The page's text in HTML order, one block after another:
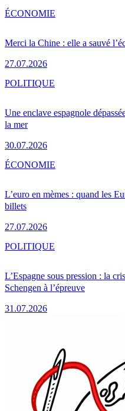
Merci la Chine : elle a sauvé
27.07.2026
ÉCONOMIE
Une enclave espagnole
la mer
30.07.2026
POLITIQUE
L’euro en mèmes : quand les
billets
27.07.2026
ÉCONOMIE
L’Espagne sous pression : la
Schengen à l’épreuve
31.07.2026
POLITIQUE